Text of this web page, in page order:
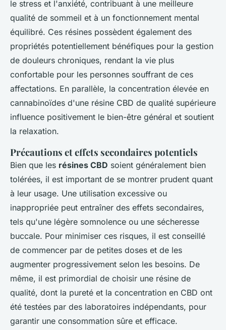
le stress et l'anxiété, contribuant à une meilleure
qualité de sommeil et à un fonctionnement mental
équilibré. Ces résines possèdent également des
propriétés potentiellement bénéfiques pour la gestion
de douleurs chroniques, rendant la vie plus
confortable pour les personnes souffrant de ces
affectations. En parallèle, la concentration élevée en
cannabinoïdes d'une résine CBD de qualité supérieure
influence positivement le bien-être général et soutient
la relaxation.
Précautions et effets secondaires potentiels
Bien que les résines CBD soient généralement bien
tolérées, il est important de se montrer prudent quant
à leur usage. Une utilisation excessive ou
inappropriée peut entraîner des effets secondaires,
tels qu'une légère somnolence ou une sécheresse
buccale. Pour minimiser ces risques, il est conseillé
de commencer par de petites doses et de les
augmenter progressivement selon les besoins. De
même, il est primordial de choisir une résine de
qualité, dont la pureté et la concentration en CBD ont
été testées par des laboratoires indépendants, pour
garantir une consommation sûre et efficace.